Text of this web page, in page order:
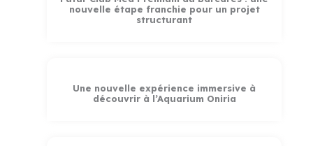
nouvelle étape franchie pour un projet
structurant
Une nouvelle expérience immersive à
découvrir à l’Aquarium Oniria